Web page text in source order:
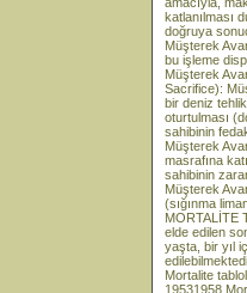
katlanılması
doğruya
Müşterek
bu işleme
Müşterek
Sacrifice):
bir deniz
oturtulması
sahibinin
Müşterek
masrafına
sahibinin
Müşterek
(sığınma
MORTALİTE
elde edilen
yaşta, bir yıl
Mortalite
19531958